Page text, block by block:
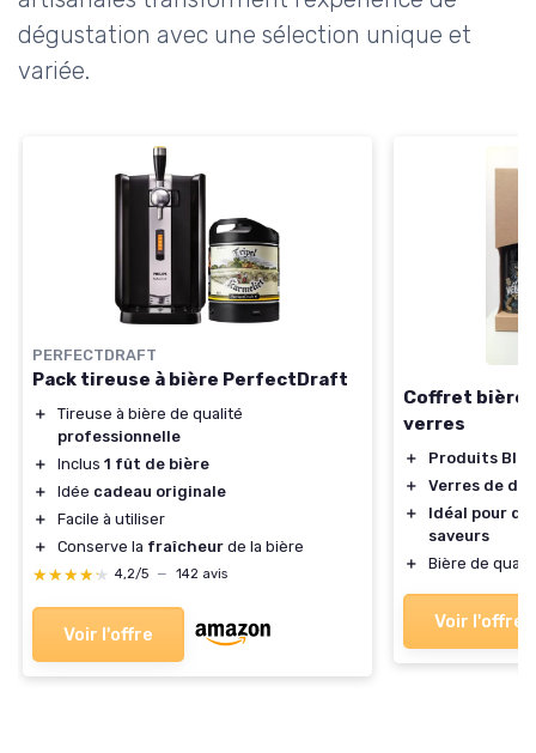
dégustation avec une sélection unique et
variée.
PERFECTDRAFT
Pack tireuse à bière PerfectDraft
＋
Tireuse à bière de qualité
professionnelle
＋
Inclus 1 fût de bière
＋
Idée cadeau originale
＋
Facile à utiliser
＋
Conserve la fraîcheur de la bière
★★★★★
★★★★★ 4,2/5 — 142 avis
Voir l'offre
Coffret bière
verres
＋
Produits BIO
＋
Verres de
＋
Idéal pour
saveurs
＋
Bière de
Voir l'offre